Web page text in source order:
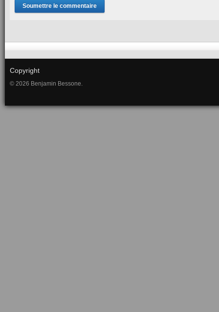
Copyright
© 2026 Benjamin Bessone.